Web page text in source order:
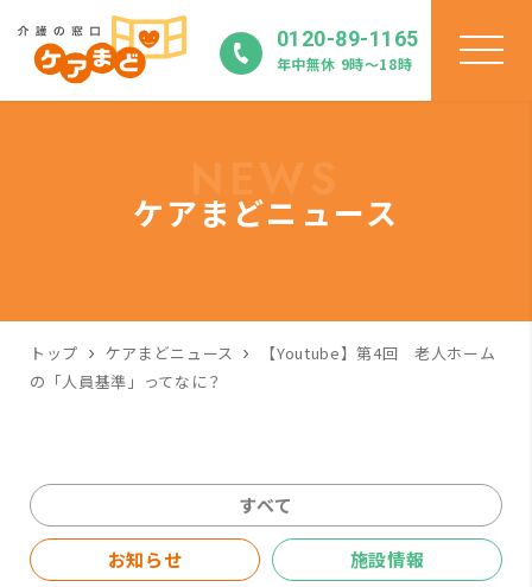
0120-89-1165
年中無休 9時〜18時
ケアまどニュース
トップ ケアまどニュース
【Youtube】第4回 老人ホーム
の「人員基準」ってなに？
すべて
お知らせ 施設情報